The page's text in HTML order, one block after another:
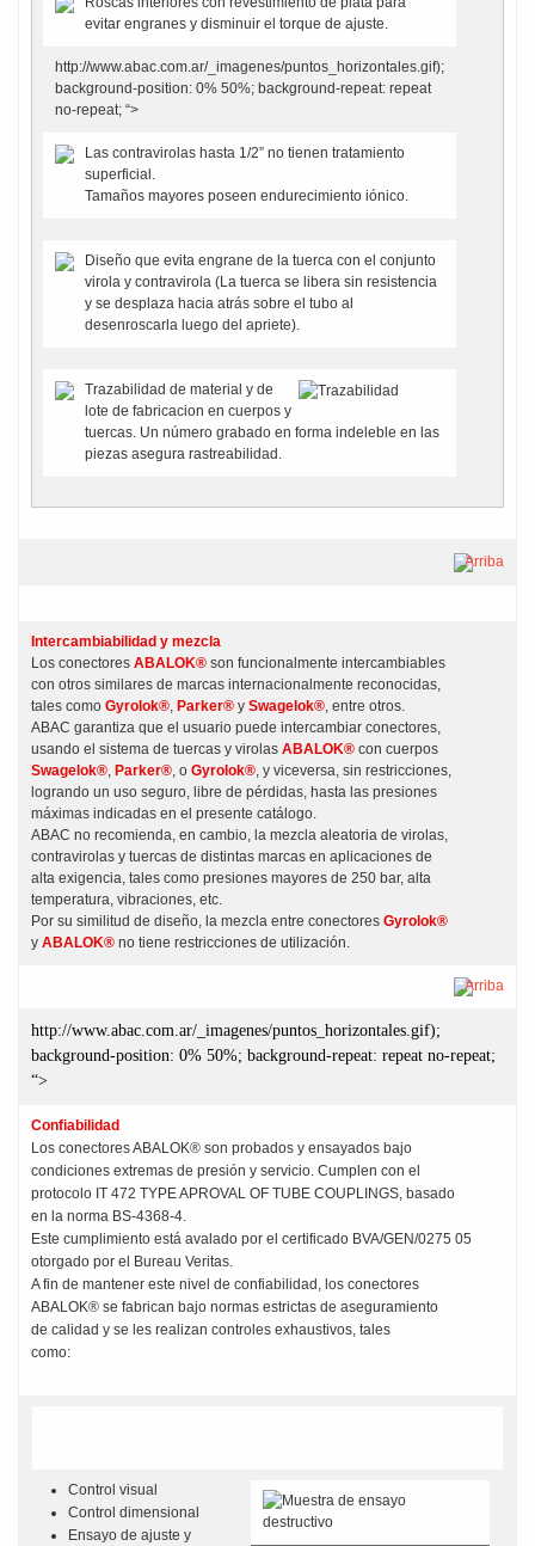
evitar engranes y disminuir el torque de ajuste.
http://www.abac.com.ar/_imagenes/puntos_horizontales.gif);
background-position: 0% 50%; background-repeat: repeat
no-repeat; “>
Las contravirolas hasta 1/2” no tienen tratamiento
superficial.
Tamaños mayores poseen endurecimiento iónico.
Diseño que evita engrane de la tuerca con el conjunto
virola y contravirola (La tuerca se libera sin resistencia
y se desplaza hacia atrás sobre el tubo al
desenroscarla luego del apriete).
Trazabilidad de material y de
lote de fabricacion en cuerpos y
tuercas. Un número grabado en forma indeleble en las
piezas asegura rastreabilidad.
Arriba
Intercambiabilidad y mezcla
Los conectores ABALOK® son funcionalmente intercambiables
con otros similares de marcas internacionalmente reconocidas,
tales como Gyrolok®, Parker® y Swagelok®, entre otros.
ABAC garantiza que el usuario puede intercambiar conectores,
usando el sistema de tuercas y virolas ABALOK® con cuerpos
Swagelok®, Parker®, o Gyrolok®, y viceversa, sin restricciones,
logrando un uso seguro, libre de pérdidas, hasta las presiones
máximas indicadas en el presente catálogo.
ABAC no recomienda, en cambio, la mezcla aleatoria de virolas,
contravirolas y tuercas de distintas marcas en aplicaciones de
alta exigencia, tales como presiones mayores de 250 bar, alta
temperatura, vibraciones, etc.
Por su similitud de diseño, la mezcla entre conectores Gyrolok®
y ABALOK® no tiene restricciones de utilización.
Arriba
http://www.abac.com.ar/_imagenes/puntos_horizontales.gif);
background-position: 0% 50%; background-repeat: repeat no-repeat;
“>
Confiabilidad
Los conectores ABALOK® son probados y ensayados bajo
condiciones extremas de presión y servicio. Cumplen con el
protocolo IT 472 TYPE APROVAL OF TUBE COUPLINGS, basado
en la norma BS-4368-4.
Este cumplimiento está avalado por el certificado BVA/GEN/0275 05
otorgado por el Bureau Veritas.
A fin de mantener este nivel de confiabilidad, los conectores
ABALOK® se fabrican bajo normas estrictas de aseguramiento
de calidad y se les realizan controles exhaustivos, tales
como:
Control visual
Control dimensional
Ensayo de ajuste y